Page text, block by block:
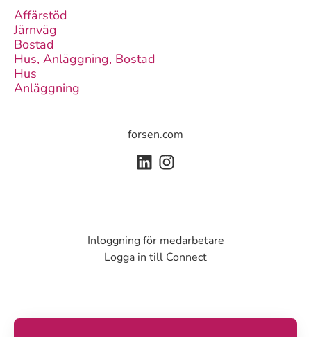
Affärstöd
Järnväg
Bostad
Hus, Anläggning, Bostad
Hus
Anläggning
forsen.com
Inloggning för medarbetare
Logga in till Connect